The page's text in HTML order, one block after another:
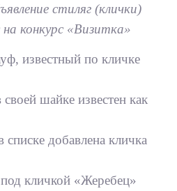
стиляг (клички)
на конкурс «Визитка»
известный по кличке
шайке известен как
добавлена кличка
кличкой «Жеребец»